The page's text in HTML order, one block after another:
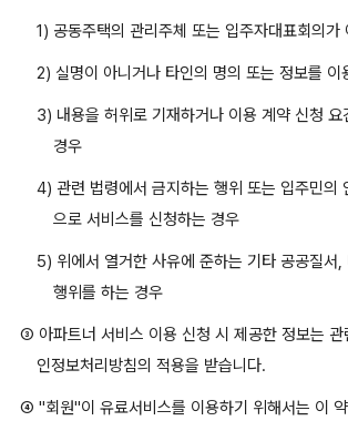
1) 공동주택의 관리주체 또는 입주자대표회의가
2) 실명이 아니거나 타인의 명의 또는 정보를 이
3) 내용을 허위로 기재하거나 이용 계약 신청 요
경우
4) 관련 법령에서 금지하는 행위 또는 입주민의
으로 서비스를 신청하는 경우
5) 위에서 열거한 사유에 준하는 기타 공공질서,
행위를 하는 경우
③ 아파트너 서비스 이용 신청 시 제공한 정보는 관
인정보처리방침의 적용을 받습니다.
④ "회원"이 유료서비스를 이용하기 위해서는 이